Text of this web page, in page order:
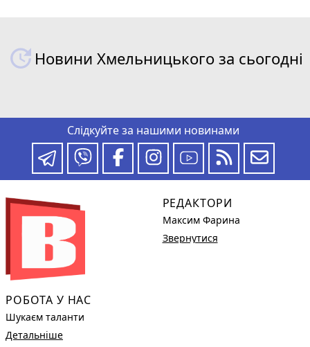
Новини Хмельницького за сьогодні
Слідкуйте за нашими новинами
РОБОТА У НАС
Шукаєм таланти
Детальніше
РЕДАКТОРИ
Максим Фарина
Звернутися